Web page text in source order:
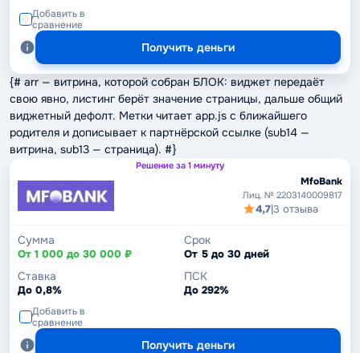
Добавить в
сравнение
Получить деньги
{# arr — витрина, которой собран БЛОК: виджет передаёт
свою явно, листинг берёт значение страницы, дальше общий
виджетный дефолт. Метки читает app.js с ближайшего
родителя и дописывает к партнёрской ссылке (sub14 —
витрина, sub13 — страница). #}
Решение за 1 минуту
MfoBank
Лиц. № 2203140009817
4,7|3 отзыва
Сумма
От 1 000 до 30 000 ₽
Срок
От 5 до 30 дней
Ставка
До 0,8%
ПСК
До 292%
Добавить в
сравнение
Получить деньги